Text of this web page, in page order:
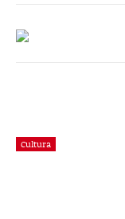
Cultura